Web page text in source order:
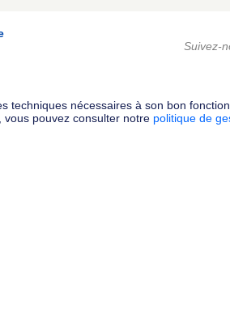
Suivez-
techniques nécessaires à son bon
vous pouvez consulter notre politique de